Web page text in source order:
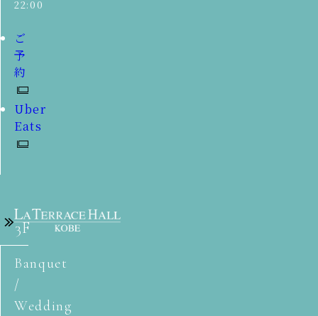
22:00
ご
予
約
Uber
Eats
3F
Banquet
/
Wedding